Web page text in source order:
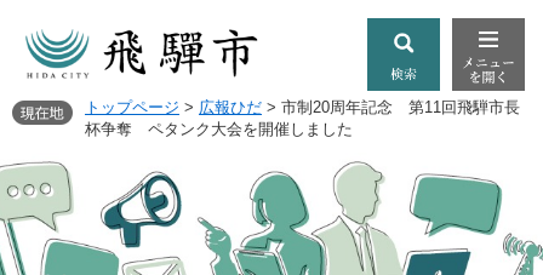
トップページ > 広報ひだ > 市制20周年記念 第11回飛騨市長
杯争奪 ペタンク大会を開催しました